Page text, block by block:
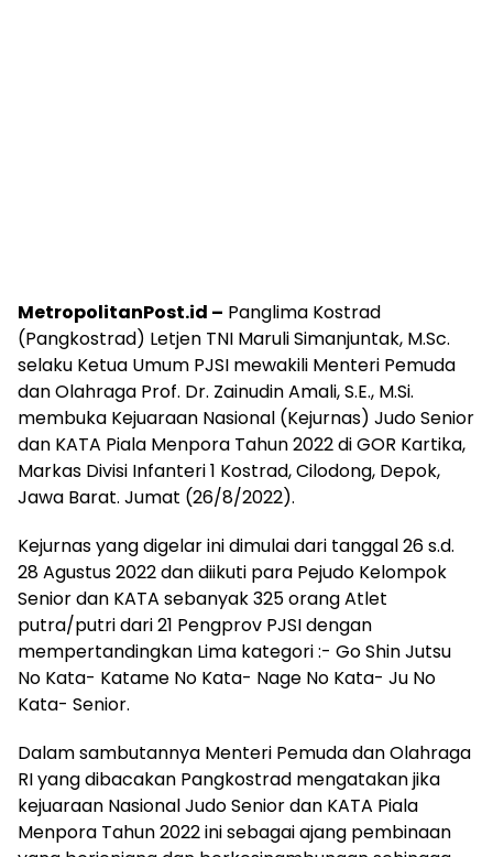
MetropolitanPost.id – Panglima Kostrad
(Pangkostrad) Letjen TNI Maruli Simanjuntak, M.Sc.
selaku Ketua Umum PJSI mewakili Menteri Pemuda
dan Olahraga Prof. Dr. Zainudin Amali, S.E., M.Si.
membuka Kejuaraan Nasional (Kejurnas) Judo Senior
dan KATA Piala Menpora Tahun 2022 di GOR Kartika,
Markas Divisi Infanteri 1 Kostrad, Cilodong, Depok,
Jawa Barat. Jumat (26/8/2022).
Kejurnas yang digelar ini dimulai dari tanggal 26 s.d.
28 Agustus 2022 dan diikuti para Pejudo Kelompok
Senior dan KATA sebanyak 325 orang Atlet
putra/putri dari 21 Pengprov PJSI dengan
mempertandingkan Lima kategori :- Go Shin Jutsu
No Kata- Katame No Kata- Nage No Kata- Ju No
Kata- Senior.
Dalam sambutannya Menteri Pemuda dan Olahraga
RI yang dibacakan Pangkostrad mengatakan jika
kejuaraan Nasional Judo Senior dan KATA Piala
Menpora Tahun 2022 ini sebagai ajang pembinaan